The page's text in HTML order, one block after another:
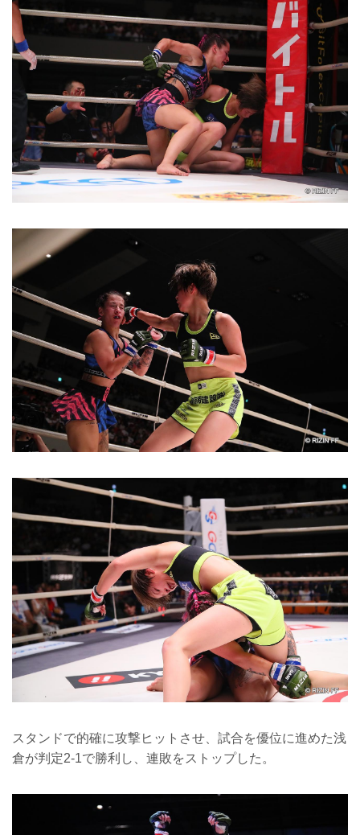
スタンドで的確に攻撃ヒットさせ、試合を優位に進めた浅
倉が判定2-1で勝利し、連敗をストップした。